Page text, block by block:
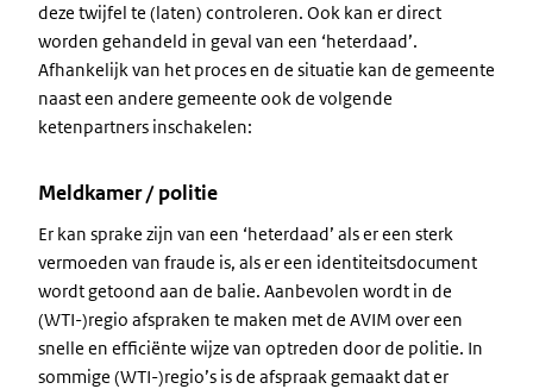
deze twijfel te (laten) controleren. Ook kan er direct
worden gehandeld in geval van een ‘heterdaad’.
Afhankelijk van het proces en de situatie kan de gemeente
naast een andere gemeente ook de volgende
ketenpartners inschakelen:
Meldkamer / politie
Er kan sprake zijn van een ‘heterdaad’ als er een sterk
vermoeden van fraude is, als er een identiteitsdocument
wordt getoond aan de balie. Aanbevolen wordt in de
(WTI-)regio afspraken te maken met de AVIM over een
snelle en efficiënte wijze van optreden door de politie. In
sommige (WTI-)regio’s is de afspraak gemaakt dat er